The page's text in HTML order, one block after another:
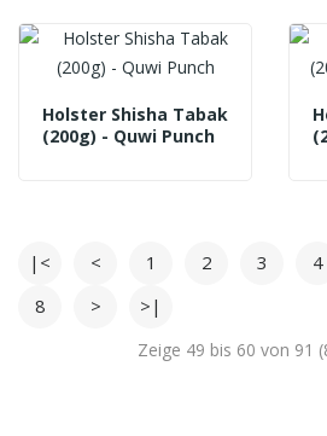
Holster Shisha Tabak
(200g) - Quwi Punch
|< < 1 2 3 4
8
> >|
Zeige 49 bis 60 von 91